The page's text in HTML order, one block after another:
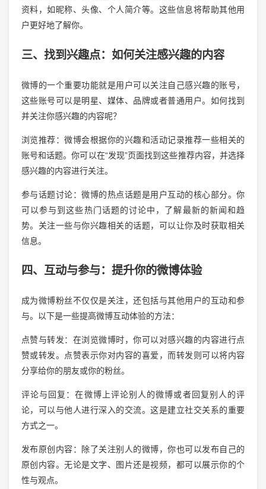
资料，如昵称、头像、个人简介等。这些信息将帮助其他用
户更好地了解你。
三、找到兴趣点：如何关注感兴趣的内容
微博的一个重要功能就是用户可以关注自己感兴趣的账号，
这些账号可以是明星、媒体、品牌或者普通用户。如何找到
并关注你感兴趣的内容呢？
浏览推荐：微博会根据你的兴趣和活动记录推荐一些相关的
账号和话题。你可以在“发现”页面找到这些推荐内容，并选择
感兴趣的内容进行关注。
参与话题讨论：微博的热点话题是用户互动的核心部分。你
可以参与到这些热门话题的讨论中，了解最新的新闻和趋
势。关注一些与你兴趣相关的话题，可以让你及时获取相关
信息。
四、互动与参与：提升你的微博体验
成为微博粉丝不仅仅是关注，还包括与其他用户的互动和参
与。以下是一些提高微博互动体验的方法：
点赞与转发：在浏览微博时，你可以对感兴趣的内容进行点
赞或转发。点赞表示你对内容的喜爱，而转发则可以将内容
分享给你的朋友或你的粉丝。
评论与回复：在微博上评论别人的微博或者回复别人的评
论，可以与他人进行深入的交流。这是建立社交关系的重要
方式之一。
发布原创内容：除了关注别人的微博，你也可以发布自己的
原创内容。无论是文字、图片还是视频，都可以展示你的个
性与观点。